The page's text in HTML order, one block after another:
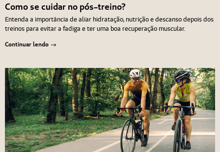
Como se cuidar no pós-treino?
Entenda a importância de aliar hidratação, nutrição e descanso depois dos
treinos para evitar a fadiga e ter uma boa recuperação muscular.
Continuar lendo